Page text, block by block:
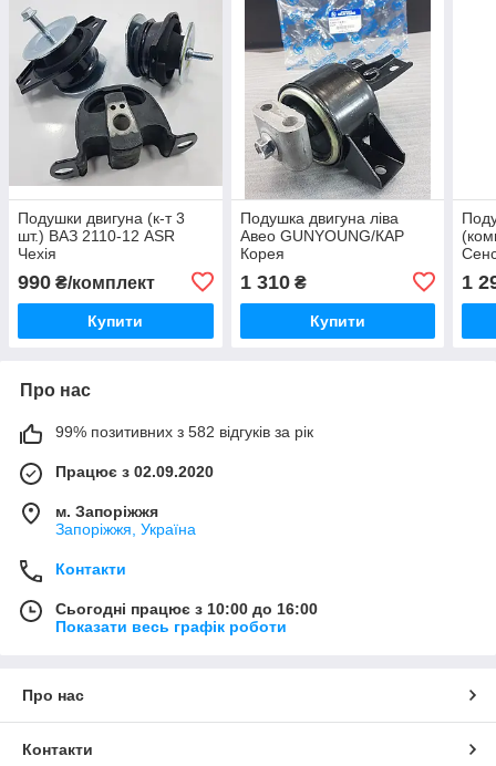
Подушки двигуна (к-т 3
шт.) ВАЗ 2110-12 ASR
Чехія
990 ₴/комплект
Купити
Подушка двигуна ліва
Авео GUNYOUNG/КАР
Корея
1 310₴
Купити
1
Про нас
99% позитивних з 582 відгуків за рік
Працює з 02.09.2020
м. Запоріжжя
Запоріжжя, Україна
Контакти
Сьогодні працює з 10:00 до 16:00
Показати весь графік роботи
Про нас
Контакти